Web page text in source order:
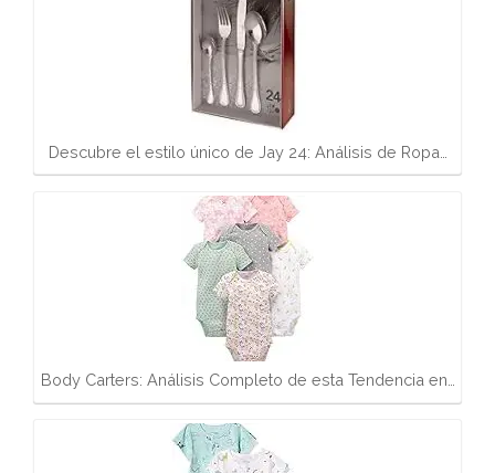
Descubre el estilo único de Jay 24: Análisis de Ropa…
Body Carters: Análisis Completo de esta Tendencia en…